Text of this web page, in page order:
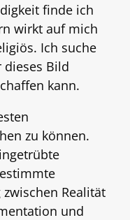
finde ich
wirkt auf mich
Ich suche
Bild
kann.
zu können.
Realität
und